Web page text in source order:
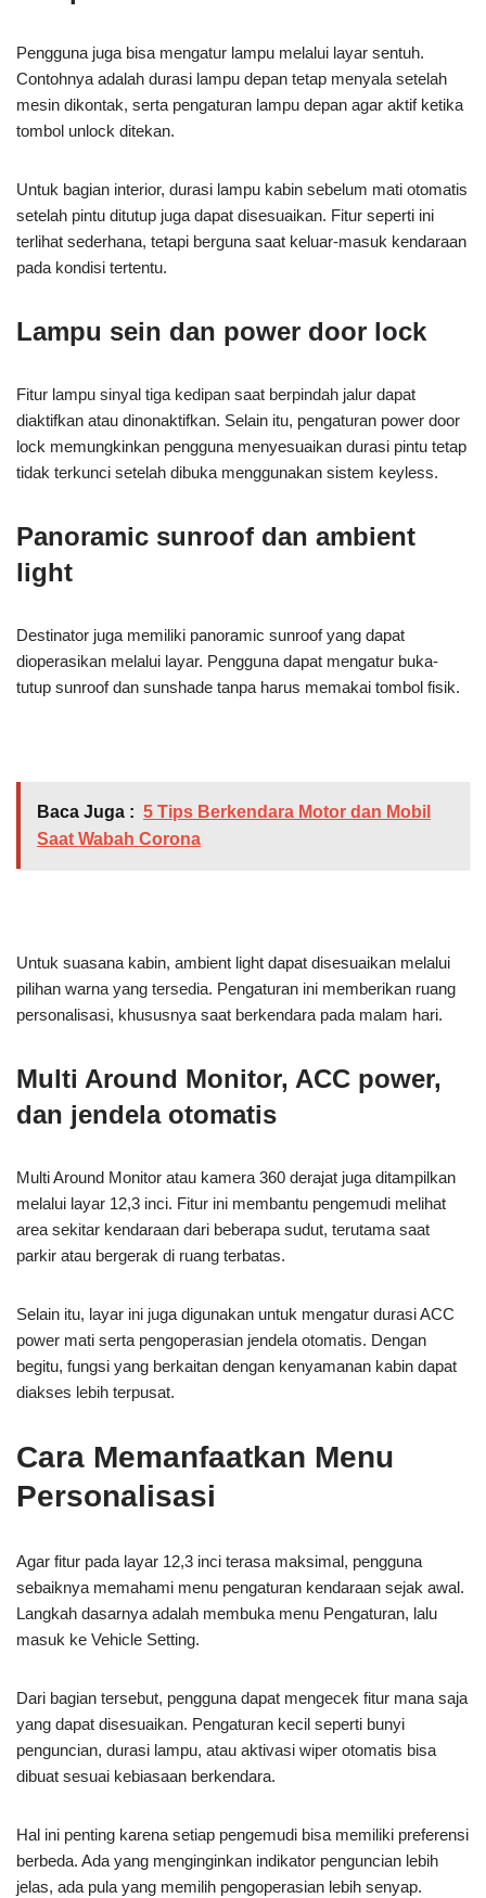
Pengguna juga bisa mengatur lampu melalui layar sentuh.
Contohnya adalah durasi lampu depan tetap menyala setelah
mesin dikontak, serta pengaturan lampu depan agar aktif ketika
tombol unlock ditekan.
Untuk bagian interior, durasi lampu kabin sebelum mati otomatis
setelah pintu ditutup juga dapat disesuaikan. Fitur seperti ini
terlihat sederhana, tetapi berguna saat keluar-masuk kendaraan
pada kondisi tertentu.
Lampu sein dan power door lock
Fitur lampu sinyal tiga kedipan saat berpindah jalur dapat
diaktifkan atau dinonaktifkan. Selain itu, pengaturan power door
lock memungkinkan pengguna menyesuaikan durasi pintu tetap
tidak terkunci setelah dibuka menggunakan sistem keyless.
Panoramic sunroof dan ambient
light
Destinator juga memiliki panoramic sunroof yang dapat
dioperasikan melalui layar. Pengguna dapat mengatur buka-
tutup sunroof dan sunshade tanpa harus memakai tombol fisik.
Baca Juga : 5 Tips Berkendara Motor dan Mobil
Saat Wabah Corona
Untuk suasana kabin, ambient light dapat disesuaikan melalui
pilihan warna yang tersedia. Pengaturan ini memberikan ruang
personalisasi, khususnya saat berkendara pada malam hari.
Multi Around Monitor, ACC power,
dan jendela otomatis
Multi Around Monitor atau kamera 360 derajat juga ditampilkan
melalui layar 12,3 inci. Fitur ini membantu pengemudi melihat
area sekitar kendaraan dari beberapa sudut, terutama saat
parkir atau bergerak di ruang terbatas.
Selain itu, layar ini juga digunakan untuk mengatur durasi ACC
power mati serta pengoperasian jendela otomatis. Dengan
begitu, fungsi yang berkaitan dengan kenyamanan kabin dapat
diakses lebih terpusat.
Cara Memanfaatkan Menu
Personalisasi
Agar fitur pada layar 12,3 inci terasa maksimal, pengguna
sebaiknya memahami menu pengaturan kendaraan sejak awal.
Langkah dasarnya adalah membuka menu Pengaturan, lalu
masuk ke Vehicle Setting.
Dari bagian tersebut, pengguna dapat mengecek fitur mana saja
yang dapat disesuaikan. Pengaturan kecil seperti bunyi
penguncian, durasi lampu, atau aktivasi wiper otomatis bisa
dibuat sesuai kebiasaan berkendara.
Hal ini penting karena setiap pengemudi bisa memiliki preferensi
berbeda. Ada yang menginginkan indikator penguncian lebih
jelas, ada pula yang memilih pengoperasian lebih senyap.